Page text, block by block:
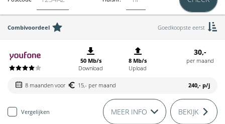
Combivoordeel Goedkoopste eerst
50 Mb/s
Download
8 Mb/s
Upload
30,-
per maand
8 maanden voor 15,- per maand 240,- p/j
Vergelijken MEER INFO BEKIJK